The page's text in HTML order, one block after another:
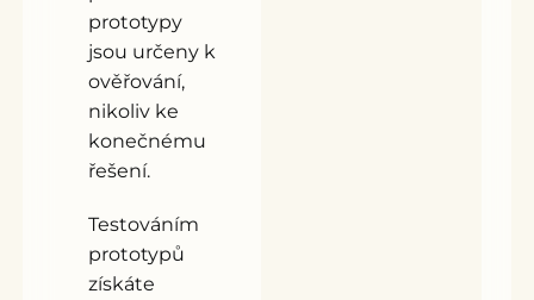
prototypy
jsou určeny k
ověřování,
nikoliv ke
konečnému
řešení.
Testováním
prototypů
získáte